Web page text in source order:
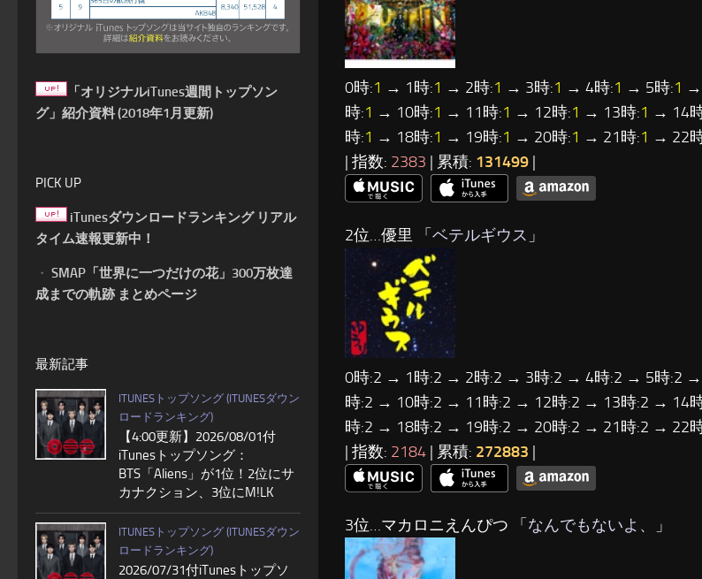
0時:1 → 1時:1 → 2時:1 → 3時:1 → 4時:1 → 5時:1 →
時:1 → 10時:1 → 11時:1 → 12時:1 → 13時:1 → 14
時:1 → 18時:1 → 19時:1 → 20時:1 → 21時:1 → 22
| 指数: 2383 | 累積: 131499 |
2位…優里 「 ベテルギウス 」
0時:2 → 1時:2 → 2時:2 → 3時:2 → 4時:2 → 5時:2
時:2 → 10時:2 → 11時:2 → 12時:2 → 13時:2 → 14
時:2 → 18時:2 → 19時:2 → 20時:2 → 21時:2 → 22
| 指数: 2184 | 累積: 272883 |
3位…マカロニえんぴつ 「 なんでもないよ、 」
「オリジナルiTunes週間トップソン
グ」紹介資料 (2018年1月更新)
PICK UP
iTunesダウンロードランキング リアル
タイム速報更新中！
・ SMAP「世界に一つだけの花」300万枚達
成までの軌跡 まとめページ
最新記事
ITUNESトップソング (ITUNESダウン
ロードランキング)
【4:00更新】2026/08/01付
iTunesトップソング：
BTS「Aliens」が1位！2位にサ
カナクション、3位にM!LK
ITUNESトップソング (ITUNESダウン
ロードランキング)
2026/07/31付iTunesトップソ